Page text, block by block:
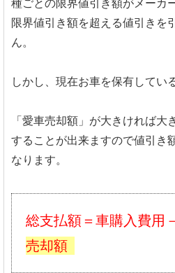
種ごとの限界値引き額がメーカ
限界値引き額を超える値引きを
ん。
しかし、現在お車を保有してい
「愛車売却額」が大きければ大
することが出来ますので値引き
なります。
総支払額＝車購入費用
売却額